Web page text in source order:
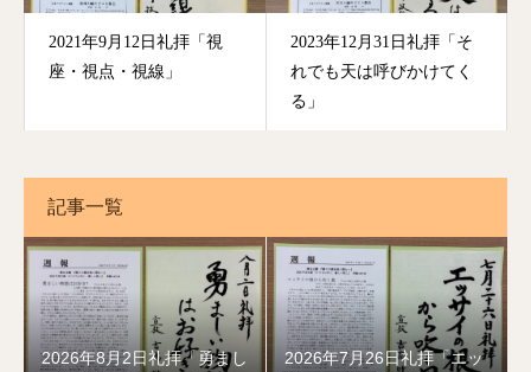
2021年9月12日礼拝「視
座・視点・視線」
2023年12月31日礼拝「そ
れでも天は呼びかけてく
る」
記事一覧
2026年8月2日礼拝「勇まし
2026年7月26日礼拝「エッ